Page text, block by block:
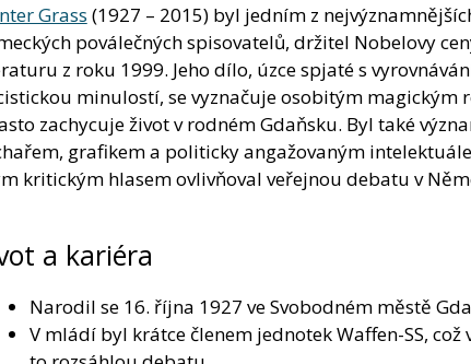
Grass (1927 – 2015) byl jedním z
poválečných spisovatelů, držitel Nobelovy
z roku 1999. Jeho dílo, úzce spjaté s
minulostí, se vyznačuje osobitým magickým
zachycuje život v rodném Gdaňsku. Byl také
grafikem a politicky angažovaným
kritickým hlasem ovlivňoval veřejnou debatu v
a kariéra
Narodil se 16. října 1927 ve Svobodném městě
V mládí byl krátce členem jednotek Waffen-SS,